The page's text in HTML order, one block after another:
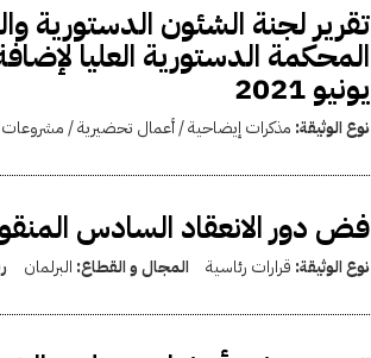
تقرير لجنة الشئون
المحكمة الدستورية العليا
يونيو 2021
نوع الوثيقة: مذكرات إيضاحية / أعمال تحضيرية / مشروعات
فض دور الانعقاد السادس
نوع الوثيقة: قرارات رئاسية المجال و القطاع: البرلمان